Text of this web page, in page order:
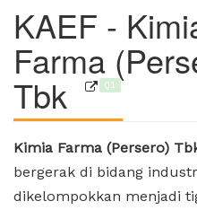
KAEF -
Farma
Tbk Q1
Kimia Farma (Persero)
bergerak di bidang
dikelompokkan menjadi